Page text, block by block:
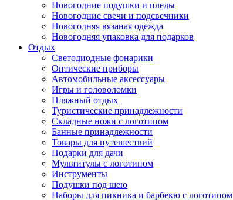
Новогодние подушки и пледы
Новогодние свечи и подсвечники
Новогодняя вязаная одежда
Новогодняя упаковка для подарков
Отдых
Светодиодные фонарики
Оптические приборы
Автомобильные аксессуары
Игры и головоломки
Пляжный отдых
Туристические принадлежности
Складные ножи с логотипом
Банные принадлежности
Товары для путешествий
Подарки для дачи
Мультитулы с логотипом
Инструменты
Подушки под шею
Наборы для пикника и барбекю с логотипом